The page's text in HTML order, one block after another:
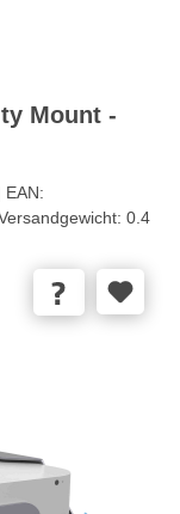
Mount -
EAN:
0.4